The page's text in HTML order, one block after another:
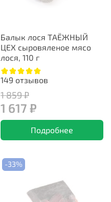
Балык лося ТАЁЖНЫЙ
ЦЕХ сыровяленое мясо
лося, 110 г
149 отзывов
1 859 ₽
1 617 ₽
Подробнее
-33%